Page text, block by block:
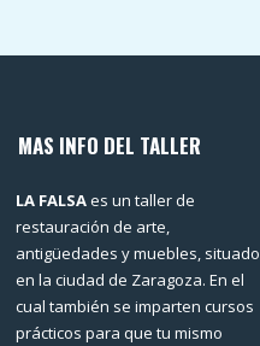
MAS INFO DEL TALLER
LA FALSAes un taller de
restauración de arte,
antigüedades y muebles, situado
en la ciudad de Zaragoza. En el
cual también se imparten cursos
prácticos para que tu mismo